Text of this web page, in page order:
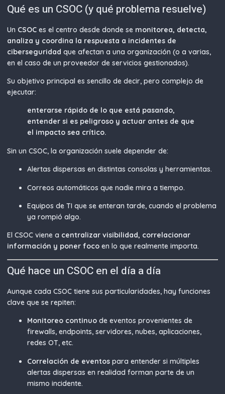
Qué es un CSOC (y qué problema resuelve)
Un CSOC es el centro desde donde se monitorea, detecta,
analiza y coordina la respuesta a incidentes de
ciberseguridad que afectan a una organización (o a varias,
en el caso de un proveedor de servicios gestionados).
Su objetivo principal es sencillo de decir, pero complejo de
ejecutar:
enterarse rápido de lo que está pasando,
entender si es peligroso y actuar antes de que
el impacto sea crítico.
Sin un CSOC, la organización suele depender de:
Alertas dispersas en distintas consolas y herramientas.
Correos automáticos que nadie mira a tiempo.
Equipos de TI que se enteran tarde, cuando el problema
ya rompió algo.
El CSOC viene a centralizar visibilidad, correlacionar
información y poner foco en lo que realmente importa.
Qué hace un CSOC en el día a día
Aunque cada CSOC tiene sus particularidades, hay funciones
clave que se repiten:
Monitoreo continuo de eventos provenientes de
firewalls, endpoints, servidores, nubes, aplicaciones,
redes OT, etc.
Correlación de eventos para entender si múltiples
alertas dispersas en realidad forman parte de un
mismo incidente.